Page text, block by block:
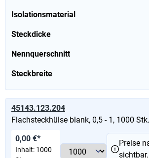
Isolationsmaterial
Steckdicke
Nennquerschnitt
Steckbreite
45143.123.204
Flachsteckhülse blank, 0,5 - 1, 1000 Stk.
0,00 €*
Inhalt: 1000
Preise
sichtbar.